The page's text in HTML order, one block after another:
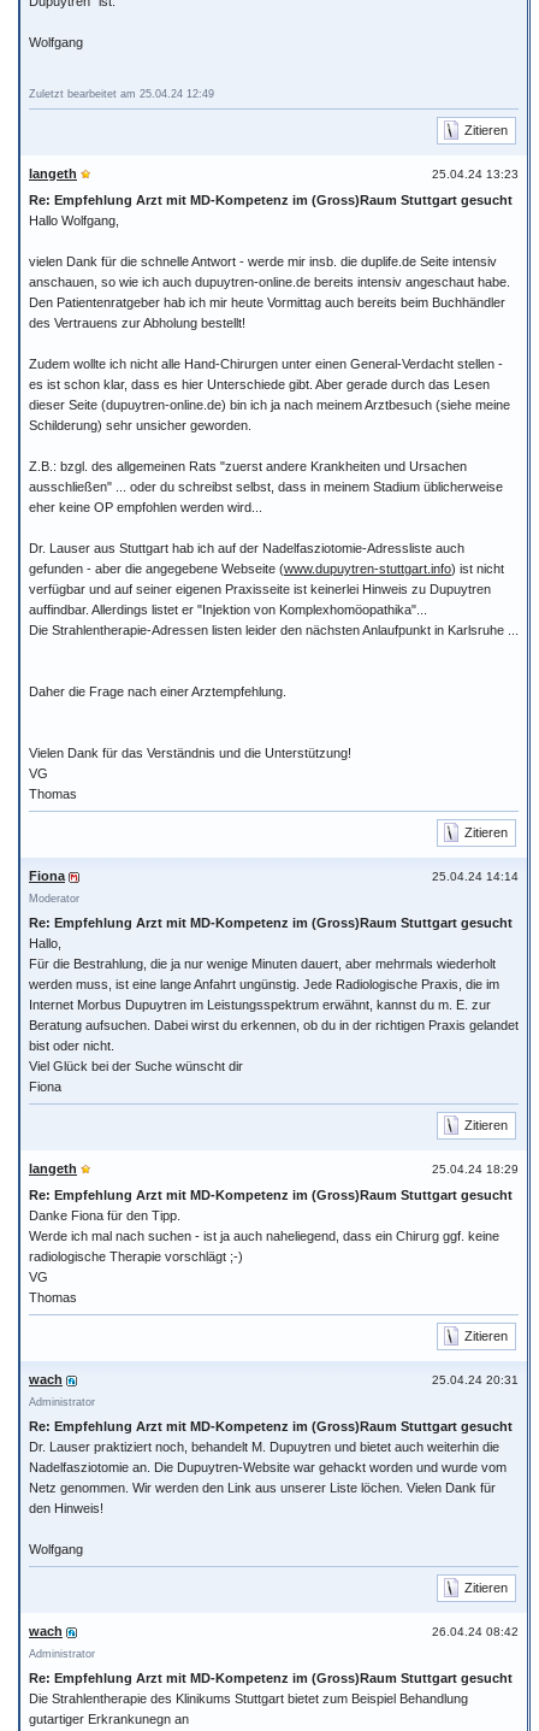
Wolfgang
Zuletzt bearbeitet am 25.04.24 12:49
Zitieren
25.04.24 13:23
langeth
Re: Empfehlung Arzt mit MD-Kompetenz im (Gross)Raum Stuttgart gesucht
Hallo Wolfgang,
vielen Dank für die schnelle Antwort - werde mir insb. die duplife.de Seite intensiv
anschauen, so wie ich auch dupuytren-online.de bereits intensiv angeschaut habe.
Den Patientenratgeber hab ich mir heute Vormittag auch bereits beim Buchhändler
des Vertrauens zur Abholung bestellt!
Zudem wollte ich nicht alle Hand-Chirurgen unter einen General-Verdacht stellen -
es ist schon klar, dass es hier Unterschiede gibt. Aber gerade durch das Lesen
dieser Seite (dupuytren-online.de) bin ich ja nach meinem Arztbesuch (siehe meine
Schilderung) sehr unsicher geworden.
Z.B.: bzgl. des allgemeinen Rats "zuerst andere Krankheiten und Ursachen
ausschließen" ... oder du schreibst selbst, dass in meinem Stadium üblicherweise
eher keine OP empfohlen werden wird...
Dr. Lauser aus Stuttgart hab ich auf der Nadelfasziotomie-Adressliste auch
gefunden - aber die angegebene Webseite (www.dupuytren-stuttgart.info) ist nicht
verfügbar und auf seiner eigenen Praxisseite ist keinerlei Hinweis zu Dupuytren
auffindbar. Allerdings listet er "Injektion von Komplexhomöopathika"...
Die Strahlentherapie-Adressen listen leider den nächsten Anlaufpunkt in Karlsruhe ...
Daher die Frage nach einer Arztempfehlung.
Vielen Dank für das Verständnis und die Unterstützung!
VG
Thomas
Zitieren
25.04.24 14:14
Fiona
Moderator
Re: Empfehlung Arzt mit MD-Kompetenz im (Gross)Raum Stuttgart gesucht
Hallo,
Für die Bestrahlung, die ja nur wenige Minuten dauert, aber mehrmals wiederholt
werden muss, ist eine lange Anfahrt ungünstig. Jede Radiologische Praxis, die im
Internet Morbus Dupuytren im Leistungsspektrum erwähnt, kannst du m. E. zur
Beratung aufsuchen. Dabei wirst du erkennen, ob du in der richtigen Praxis gelandet
bist oder nicht.
Viel Glück bei der Suche wünscht dir
Fiona
Zitieren
25.04.24 18:29
langeth
Re: Empfehlung Arzt mit MD-Kompetenz im (Gross)Raum Stuttgart gesucht
Danke Fiona für den Tipp.
Werde ich mal nach suchen - ist ja auch naheliegend, dass ein Chirurg ggf. keine
radiologische Therapie vorschlägt ;-)
VG
Thomas
Zitieren
25.04.24 20:31
wach
Administrator
Re: Empfehlung Arzt mit MD-Kompetenz im (Gross)Raum Stuttgart gesucht
Dr. Lauser praktiziert noch, behandelt M. Dupuytren und bietet auch weiterhin die
Nadelfasziotomie an. Die Dupuytren-Website war gehackt worden und wurde vom
Netz genommen. Wir werden den Link aus unserer Liste löchen. Vielen Dank für
den Hinweis!
Wolfgang
Zitieren
26.04.24 08:42
wach
Administrator
Re: Empfehlung Arzt mit MD-Kompetenz im (Gross)Raum Stuttgart gesucht
Die Strahlentherapie des Klinikums Stuttgart bietet zum Beispiel Behandlung
gutartiger Erkrankunegn an